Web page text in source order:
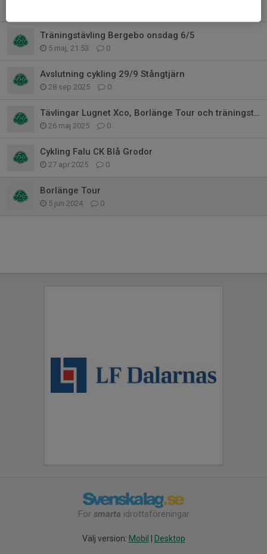
Träningstävling Bergebo onsdag 6/5
5 maj, 21:53 0
Avslutning cykling 29/9 Stångtjärn
28 sep 2025 0
Tävlingar Lugnet Xco, Borlänge Tour och träningstävling
26 maj 2025 0
Cykling Falu CK Blå Grodor
27 apr 2025 0
Borlänge Tour
5 jun 2024 0
För smarta idrottsföreningar
Välj version: Mobil | Desktop